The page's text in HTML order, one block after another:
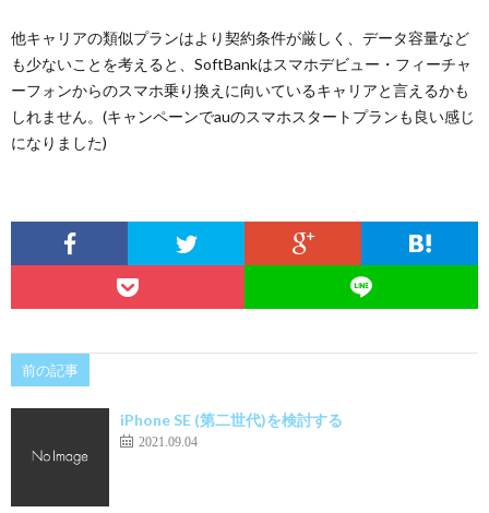
他キャリアの類似プランはより契約条件が厳しく、データ容量など
も少ないことを考えると、SoftBankはスマホデビュー・フィーチャ
ーフォンからのスマホ乗り換えに向いているキャリアと言えるかも
しれません。(キャンペーンでauのスマホスタートプランも良い感じ
になりました)
前の記事
iPhone SE (第二世代)を検討する
2021.09.04